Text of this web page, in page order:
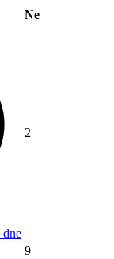
Ne
dne
2
9